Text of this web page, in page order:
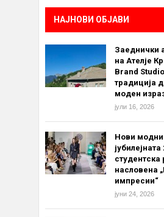
НАЈНОВИ ОБЈАВИ
Заеднички
на Ателје
Brand
традиција
моден
јули 16, 2026
Нови
јубилејната
насловена
импресии“
јуни 24, 2026